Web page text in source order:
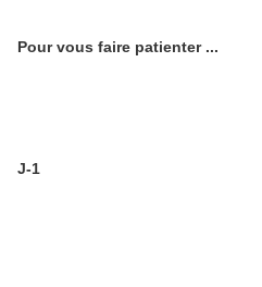
Pour vous faire patienter ...
J-1